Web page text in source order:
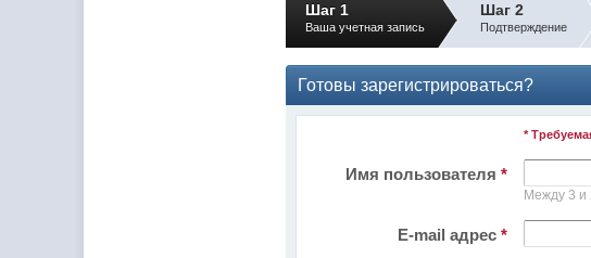
Шаг 1
Ваша учетная запись
Шаг 2
Подтверждение
Готовы зарегистрироваться?
*
Имя пользователя *
Между 3 и
E-mail адрес *